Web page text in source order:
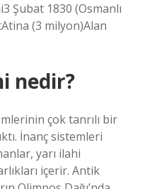
Şubat 1830 (Osmanlı
(3 milyon)Alan
nedir?
çok tanrılı bir
İnanç sistemleri
yarı ilahi
içerir. Antik